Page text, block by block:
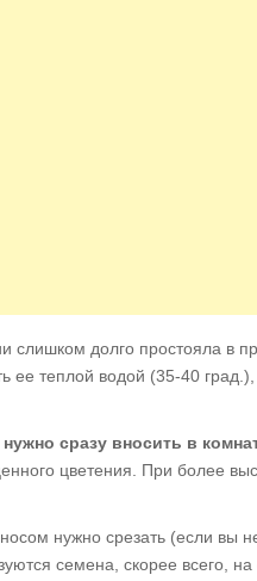
слишком долго простояла в
теплой водой (35-40 град.),
сразу вносить в
цветения. При более
нужно срезать (если вы
семена, скорее всего,